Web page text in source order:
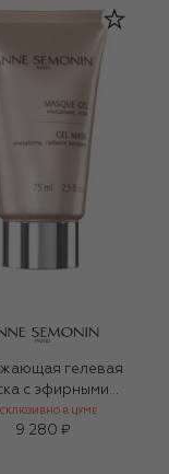
гелевая
с эфирными
(75ml)
В ЦУМЕ
9 280 ₽